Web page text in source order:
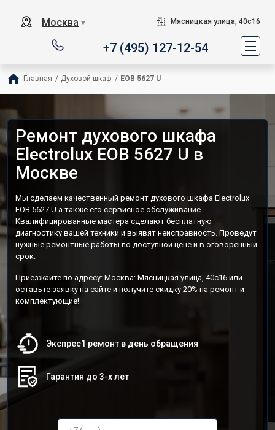
Москва ▼ Мясницкая улица, 40с16
+7 (495) 127-12-54
Главная / Духовой шкаф / EOB 5627 U
Ремонт духового шкафа
Electrolux EOB 5627 U в
Москве
Мы сделаем качественный ремонт духового шкафа Electrolux
EOB 5627 U а также его сервисное обслуживание.
Квалифицированные мастера сделают бесплатную
диагностику вашей техники и выявят неисправность. Проведут
нужные ремонтные работы по доступной цене и в оговоренный
срок.
Приезжайте по адресу: Москва: Мясницкая улица, 40с16 или
оставьте заявку на сайте и получите скидку 20% на ремонт и
комплектующие!
Экспрес1 ремонт в день обращения
Гарантия до 3-х лет